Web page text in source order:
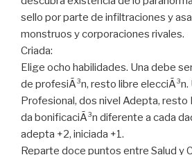
sello por parte de infiltraciones y
monstruos y corporaciones rivales.
Criada:
Elige ocho habilidades. Una debe
de profesiÃ³n, resto libre
Profesional, dos nivel Adepta, resto
da bonificaciÃ³n diferente a cada
adepta +2, iniciada +1.
Reparte doce puntos entre Salud y